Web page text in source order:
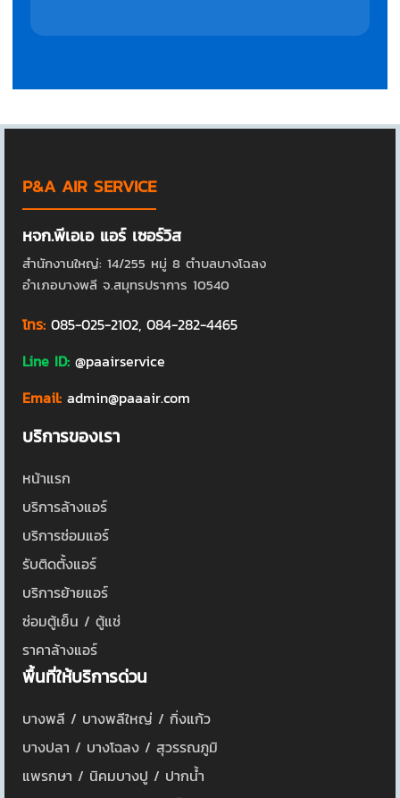
P&A AIR SERVICE
หจก.พีเอเอ แอร์ เซอร์วิส
สำนักงานใหญ่: 14/255 หมู่ 8 ตำบลบางโฉลง
อำเภอบางพลี จ.สมุทรปราการ 10540
โทร: 085-025-2102, 084-282-4465
Line ID: @paairservice
Email: admin@paaair.com
บริการของเรา
หน้าแรก
บริการล้างแอร์
บริการซ่อมแอร์
รับติดตั้งแอร์
บริการย้ายแอร์
ซ่อมตู้เย็น / ตู้แช่
ราคาล้างแอร์
พื้นที่ให้บริการด่วน
บางพลี / บางพลีใหญ่ / กิ่งแก้ว
บางปลา / บางโฉลง / สุวรรณภูมิ
แพรกษา / นิคมบางปู / ปากน้ำ